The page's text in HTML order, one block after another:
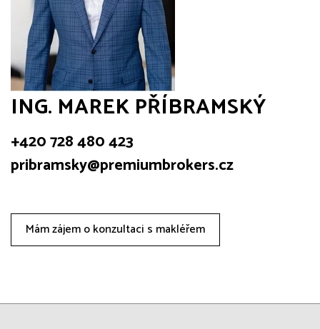
ING. MAREK PŘÍBRAMSKÝ
+420 728 480 423
pribramsky@premiumbrokers.cz
Mám zájem o konzultaci s makléřem